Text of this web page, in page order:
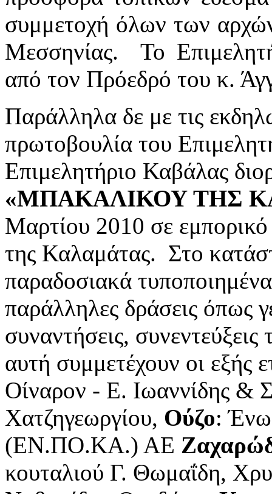
συμμετοχή όλων των
Μεσσηνίας. Το
από τον Πρόεδρό του κ.
Παράλληλα δε με τις
πρωτοβουλία του
Επιμελητήριο Καβάλας
«ΜΠΑΚΑΛΙΚΟΥ ΤΗΣ
Μαρτίου 2010 σε
της Καλαμάτας. Στο
παραδοσιακά
παράλληλες δράσεις όπως
συναντήσεις,
αυτή συμμετέχουν οι εξής
Οίναρον - Ε. Ιωαννίδης &
Χατζηγεωργίου, Ούζο:
(ΕΝ.ΠΟ.ΚΑ.) ΑΕ
κουταλιού Γ. Θωμαΐδη,